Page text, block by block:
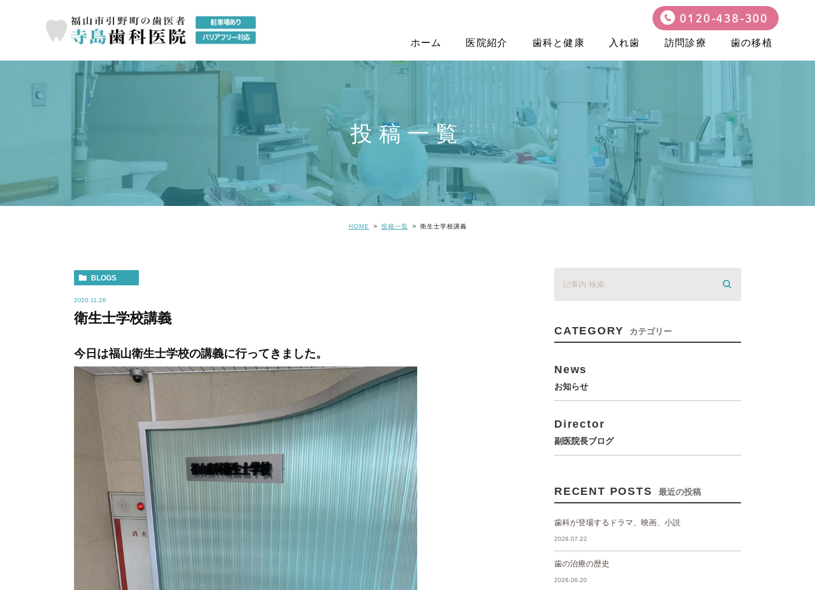
0120-438-300
ホーム 医院紹介 歯科と健康 入れ歯 訪問診療 歯の移植
投稿一覧
HOME 投稿一覧 衛生士学校講義
BLOGS
2020.11.26
衛生士学校講義
今日は福山衛生士学校の講義に行ってきました。
CATEGORY カテゴリー
News
お知らせ
Director
副医院長ブログ
RECENT POSTS 最近の投稿
歯科が登場するドラマ、映画、小説
2026.07.22
歯の治療の歴史
2026.06.20